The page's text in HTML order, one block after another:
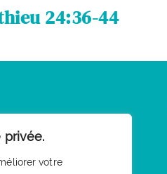
privée.
votre
24:36-44